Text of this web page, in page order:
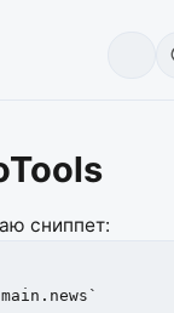
сниппет: